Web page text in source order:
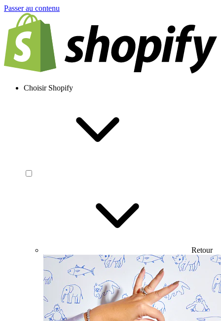
Passer au contenu
Choisir Shopify
Retour